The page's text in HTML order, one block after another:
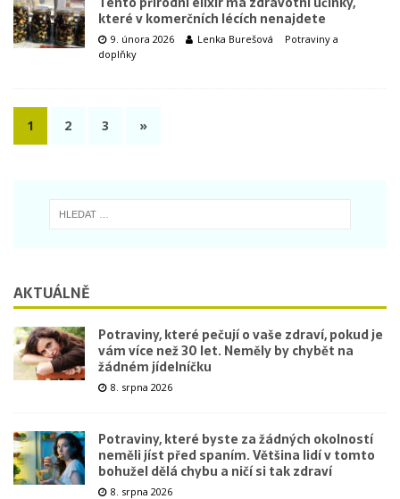
které v komerčních lécích nenajdete
9. února 2026 Lenka Burešová
Potraviny a
doplňky
1 2 3 »
AKTUÁLNĚ
Potraviny, které pečují o vaše zdraví, pokud je
vám více než 30 let. Neměly by chybět na
žádném jídelníčku
8. srpna 2026
Potraviny, které byste za žádných okolností
neměli jíst před spaním. Většina lidí v tomto
bohužel dělá chybu a ničí si tak zdraví
8. srpna 2026